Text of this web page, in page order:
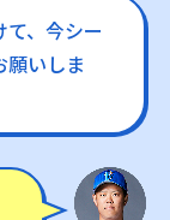
、今シー
願いしま